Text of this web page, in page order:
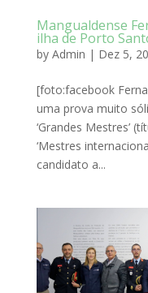
Mangualdense
ilha de Porto
by Admin | Dez 5,
[foto:facebook
uma prova muito
‘Grandes Mestres’
‘Mestres
candidato a...